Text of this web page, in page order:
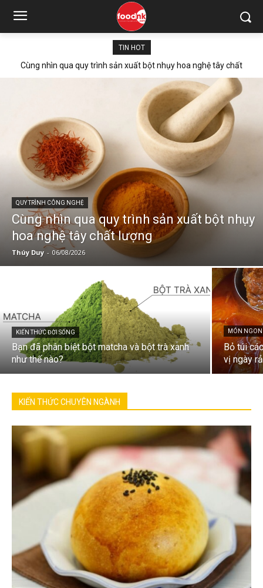
TIN HOT
Bạn đã phân biệt bột matcha và bột trà xanh như thế nào?
QUY TRÌNH CÔNG NGHỆ
Cùng nhìn qua quy trình sản xuất bột nhụy
hoa nghệ tây chất lượng
Thúy Duy - 06/08/2026
KIẾN THỨC ĐỜI SỐNG
Bạn đã phân biệt bột matcha và bột trà xanh
như thế nào?
MÓN
Bỏ túi
vị ngày
KIẾN THỨC CHUYÊN NGÀNH